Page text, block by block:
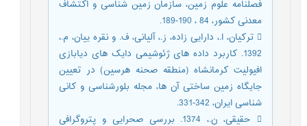
فصلنامه علوم زمین، سازمان زمین شناسی و اکتشاف
معدنی کشور، 84 ، 190-189.
 ترکیان، ا.، دارایی زاده، ز.، آلیانی، ف. و نقره ییان، م.،
1392. کاربرد داده های ژئوشیمی دایک های دیابازی
افیولیت کرمانشاه (منطقه صحنه هرسین) در تعیین
جایگاه زمین ساختی آن ها، مجله بلورشناسی و کانی
شناسی ایران، 342-331.
 حقیقی، ن.، 1374. بررسی صحرایی و پتروگرافی